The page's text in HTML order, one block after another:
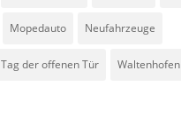
Mopedauto Neufahrzeuge
Tag der offenen Tür Waltenhofen